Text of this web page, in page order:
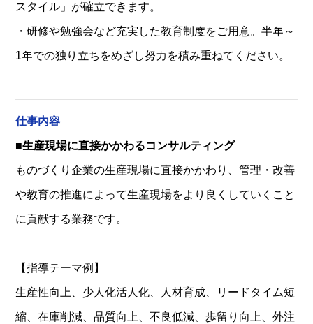
スタイル」が確立できます。
・研修や勉強会など充実した教育制度をご用意。半年～
1年での独り立ちをめざし努力を積み重ねてください。
仕事内容
■生産現場に直接かかわるコンサルティング
ものづくり企業の生産現場に直接かかわり、管理・改善
や教育の推進によって生産現場をより良くしていくこと
に貢献する業務です。
【指導テーマ例】
生産性向上、少人化活人化、人材育成、リードタイム短
縮、在庫削減、品質向上、不良低減、歩留り向上、外注